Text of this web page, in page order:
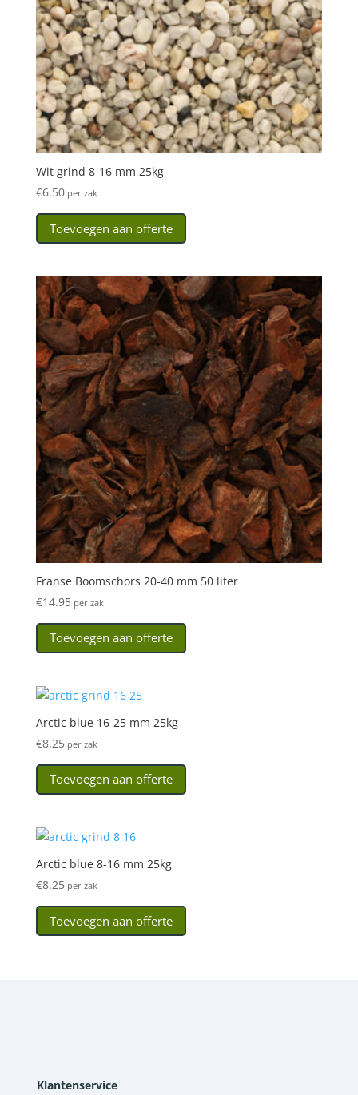
Wit grind 8-16 mm 25kg
€6.50per zak
Toevoegen aan offerte
Franse Boomschors 20-40 mm 50 liter
€14.95per zak
Toevoegen aan offerte
Arctic blue 16-25 mm 25kg
€8.25per zak
Toevoegen aan offerte
Arctic blue 8-16 mm 25kg
€8.25per zak
Toevoegen aan offerte
Klantenservice